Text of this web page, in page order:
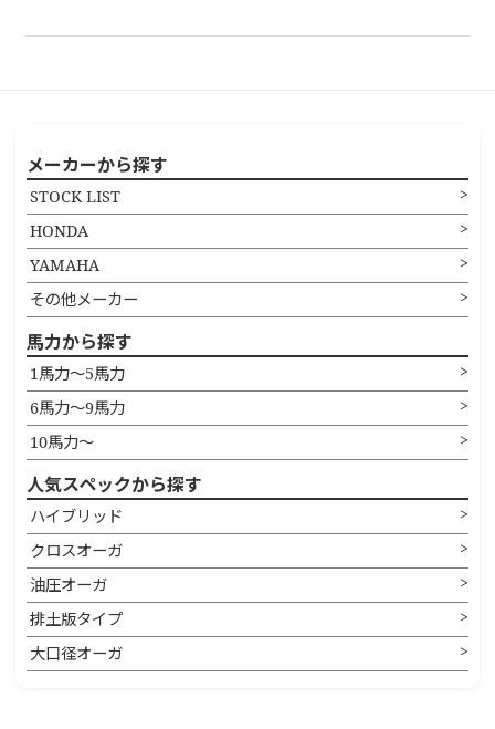
メーカーから探す
STOCK LIST
HONDA
YAMAHA
その他メーカー
馬力から探す
1馬力〜5馬力
6馬力〜9馬力
10馬力〜
人気スペックから探す
ハイブリッド
クロスオーガ
油圧オーガ
排土版タイプ
大口径オーガ